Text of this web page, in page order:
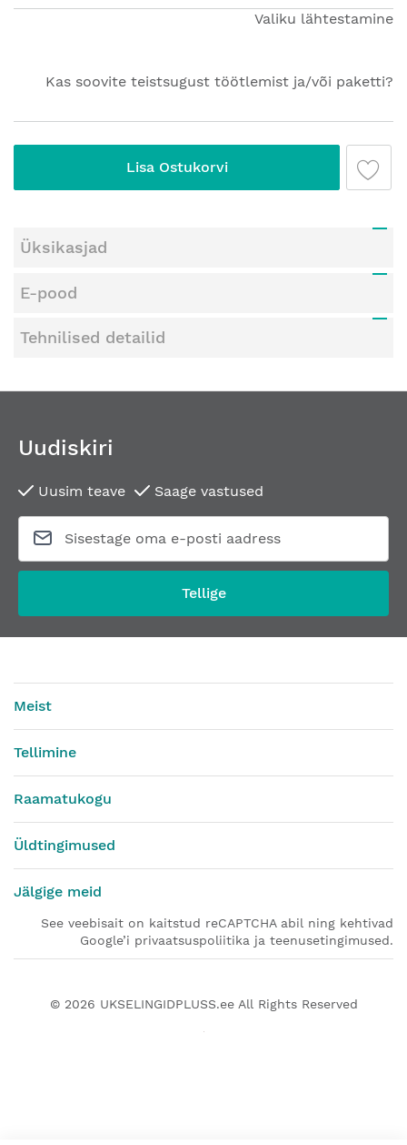
Valiku lähtestamine
Kas soovite teistsugust töötlemist ja/või paketti?
Lisa Ostukorvi
Üksikasjad
E-pood
Tehnilised detailid
Uudiskiri
Uusim teave Saage vastused
Tellige
Meist
Tellimine
Raamatukogu
Üldtingimused
Jälgige meid
See veebisait on kaitstud reCAPTCHA abil ning kehtivad
Google’i privaatsuspoliitika ja teenusetingimused.
© 2026 UKSELINGIDPLUSS.eeAll Rights Reserved